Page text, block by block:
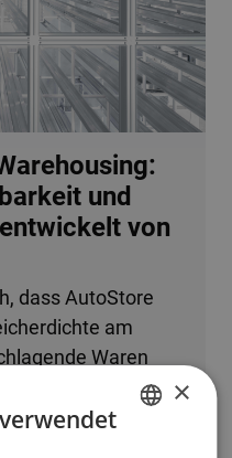
und
von
dass AutoStore
am
Waren
ist. Tatsache ist,
mehrere
pro Stunde
×